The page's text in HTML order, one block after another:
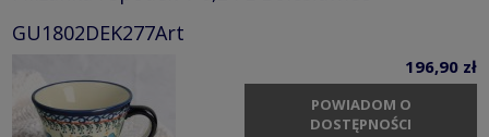
GU1802DEK277Art
196,90 zł
POWIADOM O
DOSTĘPNOŚCI